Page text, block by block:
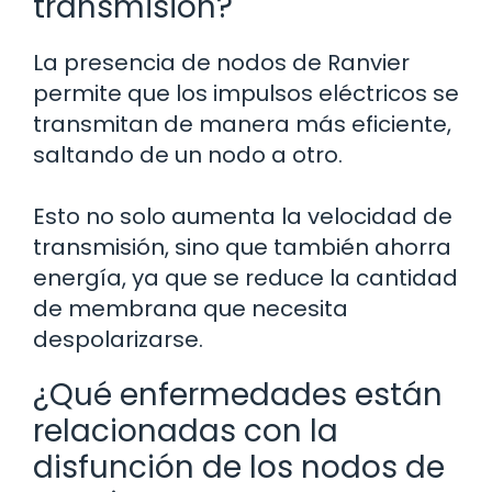
La presencia de nodos de Ranvier
permite que los impulsos eléctricos se
transmitan de manera más eficiente,
saltando de un nodo a otro.
Esto no solo aumenta la velocidad de
transmisión, sino que también ahorra
energía, ya que se reduce la cantidad
de membrana que necesita
despolarizarse.
¿Qué enfermedades están
relacionadas con la
disfunción de los nodos de